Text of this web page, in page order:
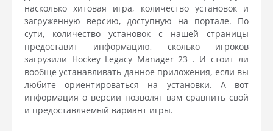
насколько хитовая игра, количество установок и
загруженную версию, доступную на портале. По
сути, количество установок с нашей страницы
предоставит информацию, сколько игроков
загрузили Hockey Legacy Manager 23 . И стоит ли
вообще устанавливать данное приложения, если вы
любите ориентироваться на установки. А вот
информация о версии позволят вам сравнить свой
и предоставляемый вариант игры.